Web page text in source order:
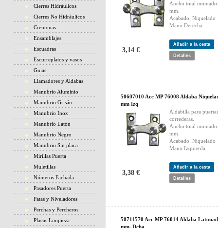
Cierres Hidráulicos
Cierres No Hidráulicos
Cremonas
Ensamblajes
Escuadras
Escurreplatos y vasos
Guias
Llamadores y Aldabas
Manubrio Aluminio
Manubrio Grisán
Manubrio Inox
Manubrio Latón
Manubrio Negro
Manubrio Sin placa
Mirillas Puerta
Muletillas
Números Fachada
Pasadores Puerta
Patas y Niveladores
Perchas y Percheros
Placas Limpieza
Ancho total
mm.
Acabado: Niquelado
Mano Derecha
3,14 €
Añadir a la cesta
Detalles
50607010 Acc MP 76008 Aldaba
mm Izq
Aldabilla para puertas
correderas.
Ancho total
mm.
Acabado: Niquelado
Mano Izquierda
3,38 €
Añadir a la cesta
Detalles
50711570 Acc MP 76014 Aldaba
mm. Dcha